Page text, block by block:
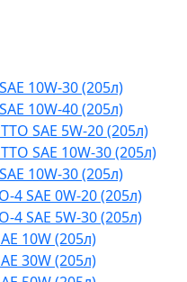
10W-30 (205л)
10W-40 (205л)
SAE 5W-20 (205л)
SAE 10W-30 (205л)
10W-30 (205л)
4 SAE 0W-20 (205л)
4 SAE 5W-30 (205л)
10W (205л)
30W (205л)